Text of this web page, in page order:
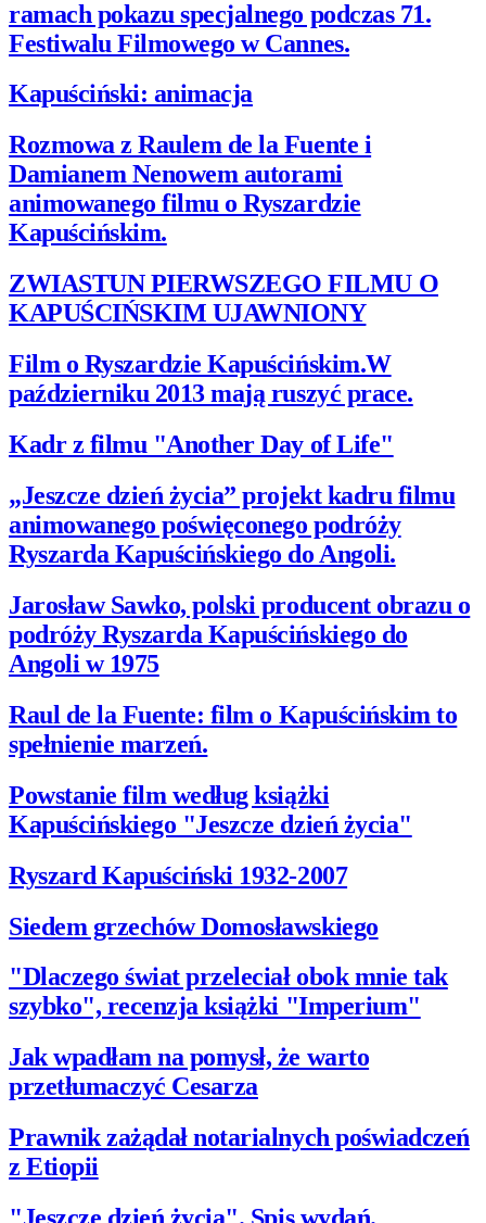
ramach pokazu specjalnego podczas 71.
Festiwalu Filmowego w Cannes.
Kapuściński: animacja
Rozmowa z Raulem de la Fuente i
Damianem Nenowem autorami
animowanego filmu o Ryszardzie
Kapuścińskim.
ZWIASTUN PIERWSZEGO FILMU O
KAPUŚCIŃSKIM UJAWNIONY
Film o Ryszardzie Kapuścińskim.W
październiku 2013 mają ruszyć prace.
Kadr z filmu "Another Day of Life"
„Jeszcze dzień życia” projekt kadru filmu
animowanego poświęconego podróży
Ryszarda Kapuścińskiego do Angoli.
Jarosław Sawko, polski producent obrazu o
podróży Ryszarda Kapuścińskiego do
Angoli w 1975
Raul de la Fuente: film o Kapuścińskim to
spełnienie marzeń.
Powstanie film według książki
Kapuścińskiego "Jeszcze dzień życia"
Ryszard Kapuściński 1932-2007
Siedem grzechów Domosławskiego
"Dlaczego świat przeleciał obok mnie tak
szybko", recenzja książki "Imperium"
Jak wpadłam na pomysł, że warto
przetłumaczyć Cesarza
Prawnik zażądał notarialnych poświadczeń
z Etiopii